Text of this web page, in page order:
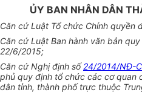
ỦY BAN NHÂN DÂN
Căn cứ Luật Tổ chức Chính quyền
Căn cứ Luật Ban hành văn bản
22/6/2015;
Căn cứ Nghị định số24/2014/NĐ-
phủ quy định tổ chức các cơ quan
dân tỉnh, thành phố trực thuộc